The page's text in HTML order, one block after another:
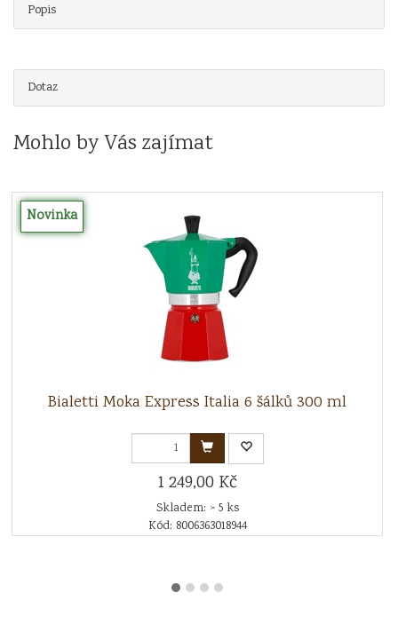
Popis
Dotaz
Mohlo by Vás zajímat
Novinka
Bialetti Moka Express Italia 6 šálků 300 ml
1 249,00 Kč
Skladem: > 5 ks
Kód: 8006363018944